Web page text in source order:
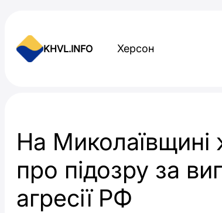
KHVL.INFO Херсон
На Миколаївщині
про підозру за
агресії РФ